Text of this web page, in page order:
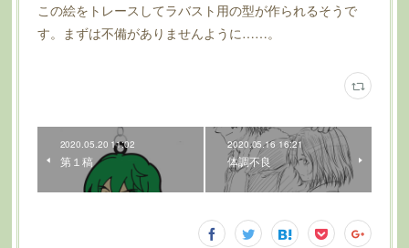
この絵をトレースしてラバスト用の型が作られるそうで
す。まずは不備がありませんように……。
2020.05.20 11:02
第１稿
2020.05.16 16:21
体調不良